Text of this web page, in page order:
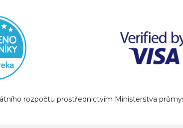
rozpočtu prostřednictvím Ministerstva